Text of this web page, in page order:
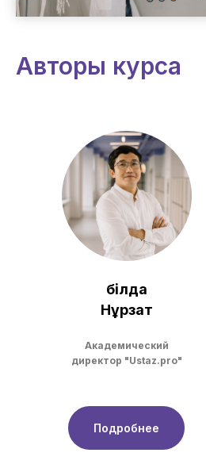
Авторы курса
Академический
директор "Ustaz.pro"
Әбілда
Нұрзат
Подробнее